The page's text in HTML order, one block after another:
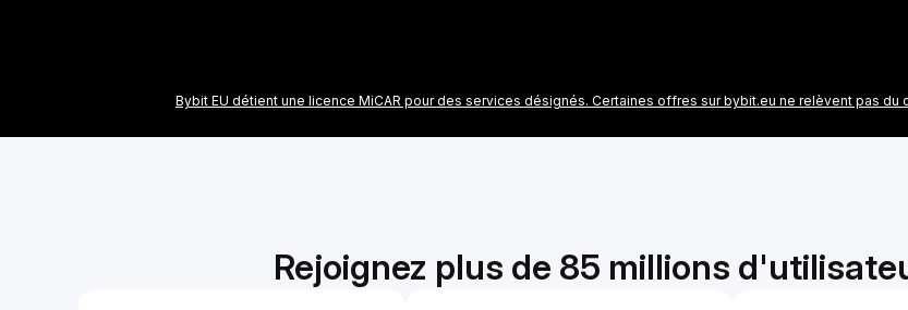
Bybit EU détient une licence MiCAR pour des services désignés. Certaines offres sur bybit.eu ne relèvent pas
Rejoignez plus de 85 millions